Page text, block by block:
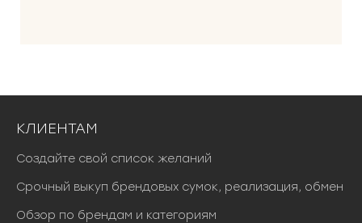
КЛИЕНТАМ
Создайте свой список желаний
Срочный выкуп брендовых сумок, реализация, обмен
Обзор по брендам и категориям